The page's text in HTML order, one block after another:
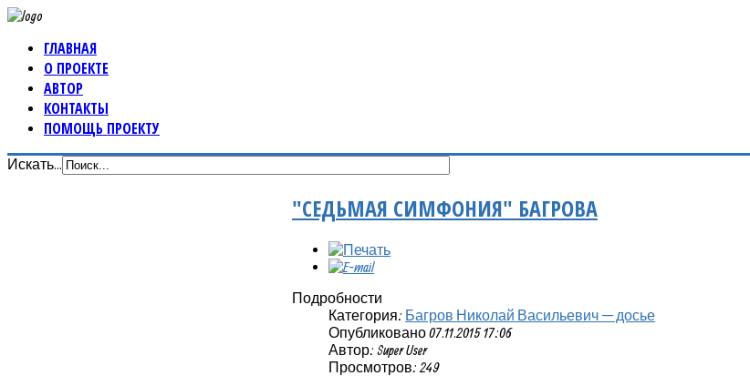
ГЛАВНАЯ
О ПРОЕКТЕ
АВТОР
КОНТАКТЫ
ПОМОЩЬ ПРОЕКТУ
Искать...
"СЕДЬМАЯ СИМФОНИЯ" БАГРОВА
Подробности
Категория: Багров Николай Васильевич — досье
Опубликовано 07.11.2015 17:06
Автор: Super User
Просмотров: 249